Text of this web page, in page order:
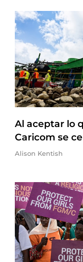
Al aceptar lo
Caricom se
Alison Kentish